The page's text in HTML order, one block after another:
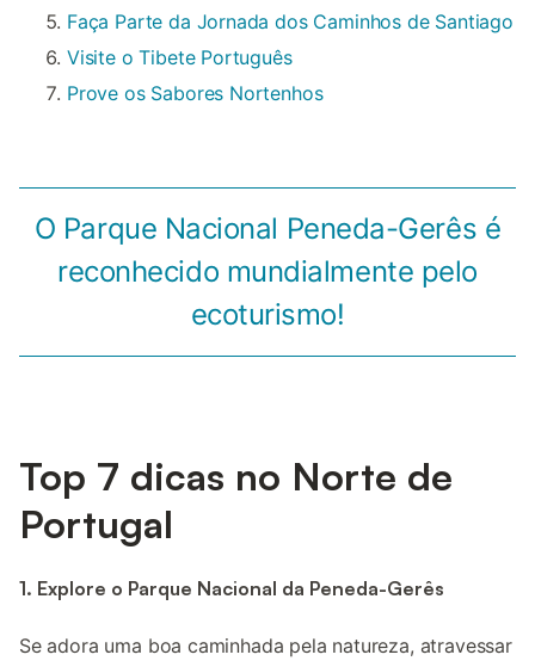
Faça Parte da Jornada dos Caminhos de Santiago
Visite o Tibete Português
Prove os Sabores Nortenhos
O Parque Nacional Peneda-Gerês é
reconhecido mundialmente pelo
ecoturismo!
Top 7 dicas no Norte de
Portugal
1. Explore o Parque Nacional da Peneda-Gerês
Se adora uma boa caminhada pela natureza, atravessar